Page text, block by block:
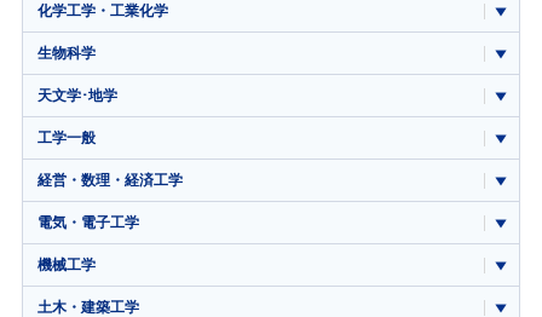
化学工学・工業化学
生物科学
天文学･地学
工学一般
経営・数理・経済工学
電気・電子工学
機械工学
土木・建築工学